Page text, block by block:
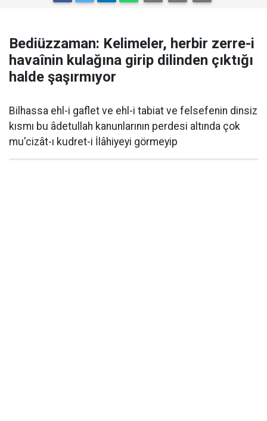
Bediüzzaman: Kelimeler, herbir zerre-i
havaînin kulağına girip dilinden çıktığı
halde şaşırmıyor
Bilhassa ehl-i gaflet ve ehl-i tabiat ve felsefenin dinsiz
kısmı bu âdetullah kanunlarının perdesi altında çok
mu'cizât-ı kudret-i İlâhiyeyi görmeyip